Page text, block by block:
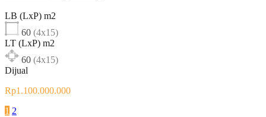
LB (LxP) m2
60 (4x15)
LT (LxP) m2
60 (4x15)
Dijual
Rp1.100.000.000
1 2